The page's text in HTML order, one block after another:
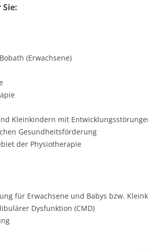
(Erwachsene)
Kleinkindern mit
Gesundheitsförderung
der Physiotherapie
für Erwachsene und Babys bzw.
Dysfunktion (CMD)